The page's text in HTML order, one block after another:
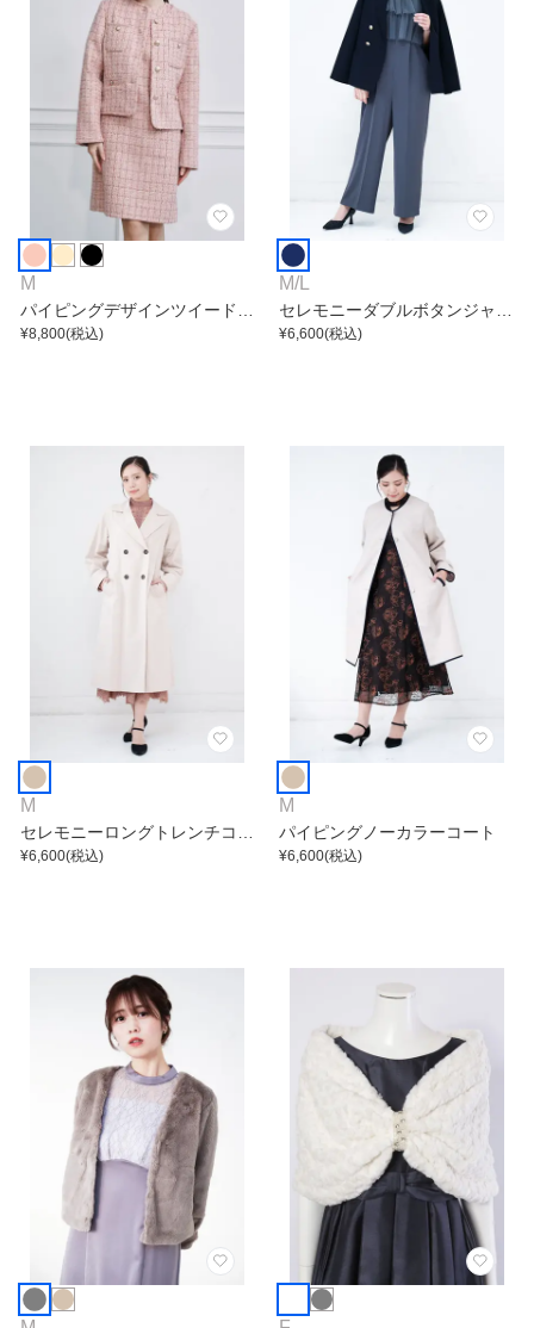
M
パイピングデザインツイードジ
ャケット
¥8,800(税込)
M/L
セレモニーダブルボタンジャケ
ット
¥6,600(税込)
M
セレモニーロングトレンチコー
ト
¥6,600(税込)
M
パイピングノーカラーコート
¥6,600(税込)